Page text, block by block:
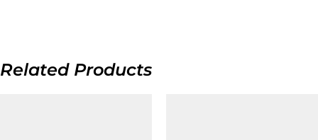
Related Products